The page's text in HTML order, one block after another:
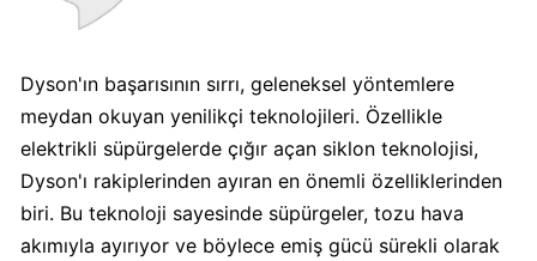
Kimin?
Burger
King
Boykot
mu?
Burger
King
Dyson'ın başarısının sırrı, geleneksel yöntemlere
meydan okuyan yenilikçi teknolojileri. Özellikle
elektrikli süpürgelerde çığır açan siklon teknolojisi,
Dyson'ı rakiplerinden ayıran en önemli özelliklerinden
biri. Bu teknoloji sayesinde süpürgeler, tozu hava
akımıyla ayırıyor ve böylece emiş gücü sürekli olarak